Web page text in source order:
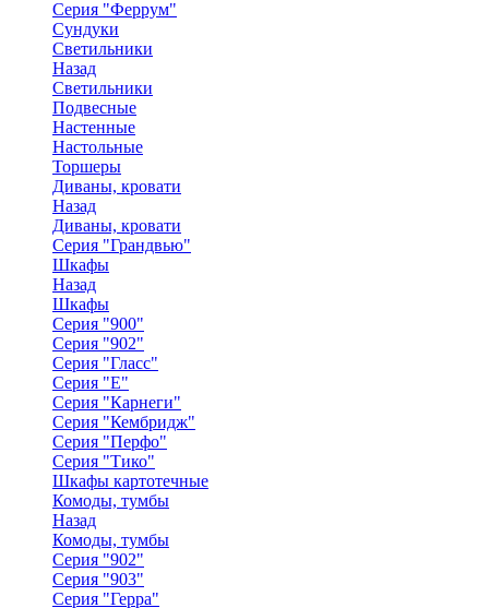
Серия "Феррум"
Сундуки
Светильники
Назад
Светильники
Подвесные
Настенные
Настольные
Торшеры
Диваны, кровати
Назад
Диваны, кровати
Серия "Грандвью"
Шкафы
Назад
Шкафы
Серия "900"
Серия "902"
Серия "Гласс"
Серия "Е"
Серия "Карнеги"
Серия "Кембридж"
Серия "Перфо"
Серия "Тико"
Шкафы картотечные
Комоды, тумбы
Назад
Комоды, тумбы
Серия "902"
Серия "903"
Серия "Герра"